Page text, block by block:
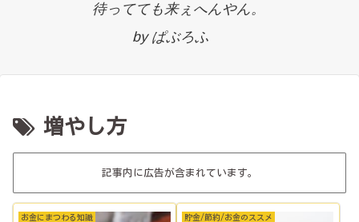
待ってても来ぇへんやん。
by ぱぶろふ
増やし方
記事内に広告が含まれています。
お金にまつわる知識 貯金/節約/お金のススメ